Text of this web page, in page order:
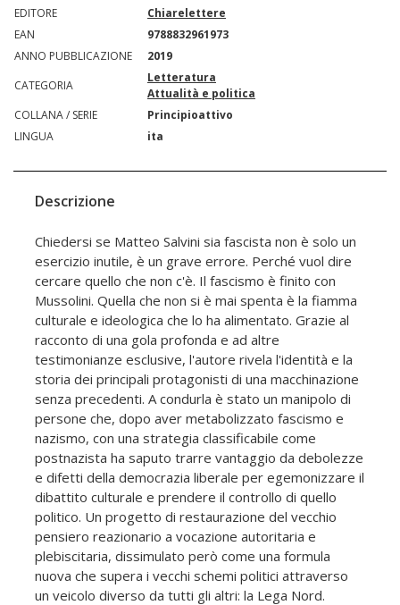
EDITORE
Chiarelettere
EAN
9788832961973
ANNO PUBBLICAZIONE
2019
CATEGORIA
Letteratura
Attualità e politica
COLLANA / SERIE
Principioattivo
LINGUA
ita
Descrizione
Chiedersi se Matteo Salvini sia fascista non è solo un
esercizio inutile, è un grave errore. Perché vuol dire
cercare quello che non c'è. Il fascismo è finito con
Mussolini. Quella che non si è mai spenta è la fiamma
culturale e ideologica che lo ha alimentato. Grazie al
racconto di una gola profonda e ad altre
testimonianze esclusive, l'autore rivela l'identità e la
storia dei principali protagonisti di una macchinazione
senza precedenti. A condurla è stato un manipolo di
persone che, dopo aver metabolizzato fascismo e
nazismo, con una strategia classificabile come
postnazista ha saputo trarre vantaggio da debolezze
e difetti della democrazia liberale per egemonizzare il
dibattito culturale e prendere il controllo di quello
politico. Un progetto di restaurazione del vecchio
pensiero reazionario a vocazione autoritaria e
plebiscitaria, dissimulato però come una formula
nuova che supera i vecchi schemi politici attraverso
un veicolo diverso da tutti gli altri: la Lega Nord.